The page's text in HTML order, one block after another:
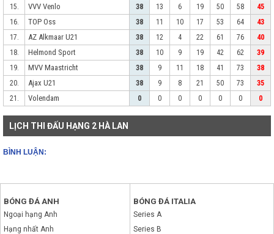
15.
VVV Venlo 38 13 6 19 50 58
45
16.
TOP Oss 38 11 10 17 53 64
43
17.
AZ Alkmaar U21 38 12 4 22 61 76
40
18.
Helmond Sport 38 10 9 19 42 62
39
19.
MVV Maastricht 38 9 11 18 41 73
38
20.
Ajax U21 38 9 8 21 50 73
35
21.
Volendam 0 0 0 0 0 0 0
LỊCH THI ĐẤU HẠNG 2 HÀ LAN
BÌNH LUẬN:
BÓNG ĐÁ ANH
Ngoại hạng Anh
Hạng nhất Anh
BÓNG ĐÁ ITALIA
Series A
Series B